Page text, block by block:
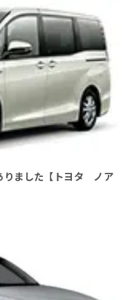
りました【トヨタ ノア